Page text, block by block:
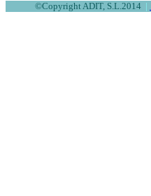
©Copyright ADIT, S.L.2014 |